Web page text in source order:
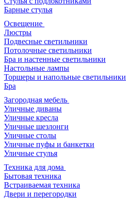
Барные стулья
Освещение
Люстры
Подвесные светильники
Потолочные светильники
Бра и настенные светильники
Настольные лампы
Торшеры и напольные светильники
Бра
Загородная мебель
Уличные диваны
Уличные кресла
Уличные шезлонги
Уличные столы
Уличные пуфы и банкетки
Уличные стулья
Техника для дома
Бытовая техника
Встраиваемая техника
Двери и перегородки